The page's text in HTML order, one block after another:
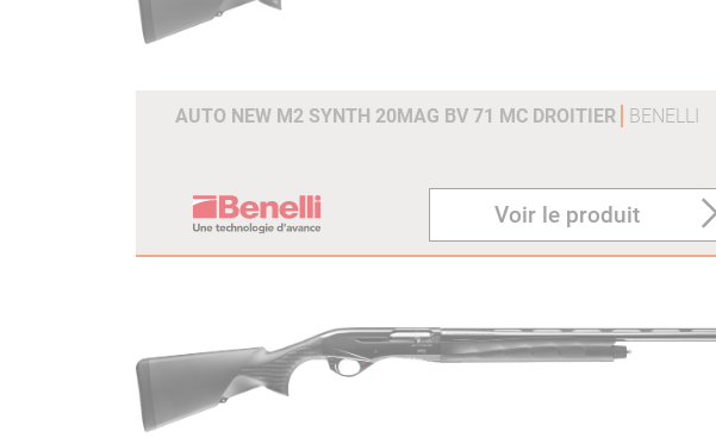
AUTO NEW M2 SYNTH 20MAG BV 71 MC DROITIER BENELLI
Voir le produit